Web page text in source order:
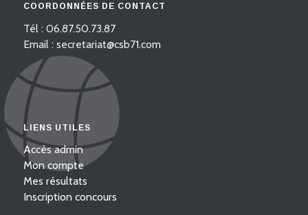
COORDONNÉES DE CONTACT
Tél : 06.87.50.73.87
Email : secretariat@csb71.com
LIENS UTILES
Accès admin
Mon compte
Mes résultats
Inscription concours